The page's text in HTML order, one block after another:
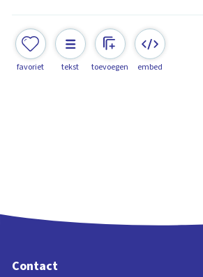
favoriet tekst toevoegen embed
Contact